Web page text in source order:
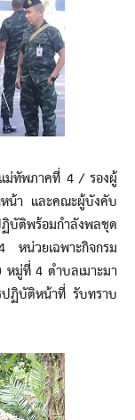
พภาคที่ 4 / รองผู้
น้า และคณะผู้บังคับ
บัติพร้อมกำลังพลชุด
หน่วยเฉพาะกิจกรม
มู่ที่ 4 ตำบลเมาะมา
ฏิบัติหน้าที่ รับทราบ